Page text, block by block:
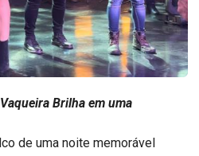
Brilha em uma
de uma noite memorável